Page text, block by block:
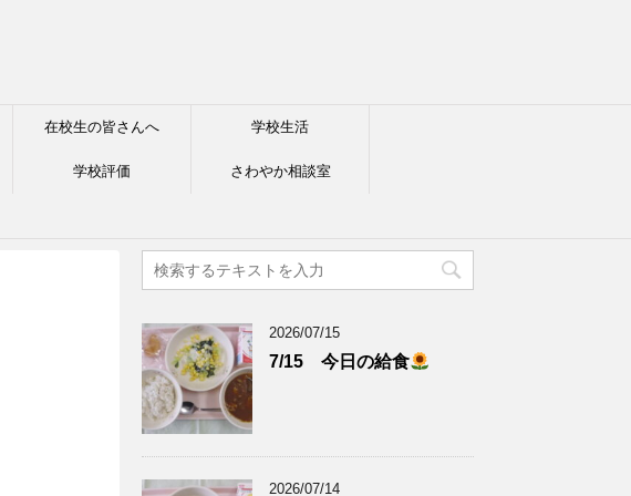
在校生の皆さんへ 学校生活
学校評価 さわやか相談室
2026/07/15
7/15 今日の給食
2026/07/14